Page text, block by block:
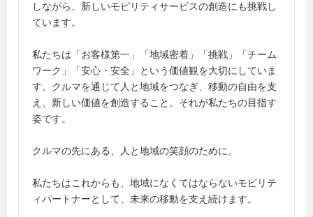
しながら、新しいモビリティサービスの創造にも挑戦し
ています。
私たちは「お客様第一」「地域密着」「挑戦」「チーム
ワーク」「安心・安全」という価値観を大切にしていま
す。クルマを通じて人と地域をつなぎ、移動の自由を支
え、新しい価値を創造すること。それが私たちの目指す
姿です。
クルマの先にある、人と地域の笑顔のために。
私たちはこれからも、地域になくてはならないモビリテ
ィパートナーとして、未来の移動を支え続けます。